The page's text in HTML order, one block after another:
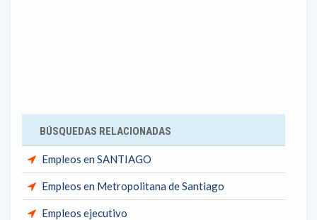
BÚSQUEDAS RELACIONADAS
Empleos en SANTIAGO
Empleos en Metropolitana de Santiago
Empleos ejecutivo